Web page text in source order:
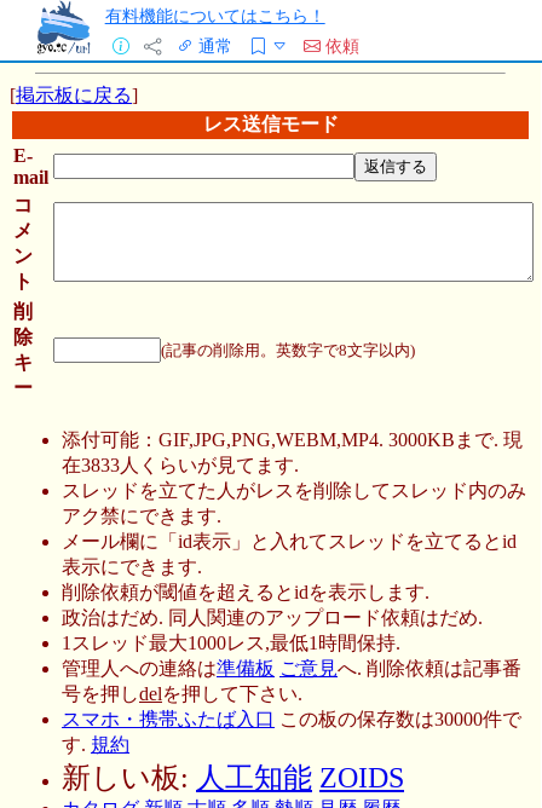
有料機能についてはこちら！
通常
依頼